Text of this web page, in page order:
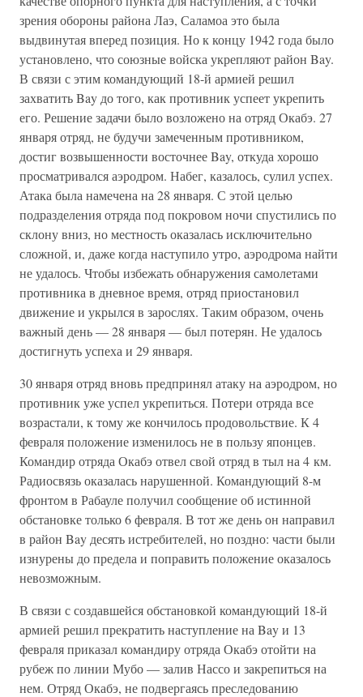
зрения обороны района Лаэ, Саламоа это была
выдвинутая вперед позиция. Но к концу 1942 года было
установлено, что союзные войска укрепляют район Bay.
В связи с этим командующий 18-й армией решил
захватить Bay до того, как противник успеет укрепить
его. Решение задачи было возложено на отряд Окабэ. 27
января отряд, не будучи замеченным противником,
достиг возвышенности восточнее Bay, откуда хорошо
просматривался аэродром. Набег, казалось, сулил успех.
Атака была намечена на 28 января. С этой целью
подразделения отряда под покровом ночи спустились по
склону вниз, но местность оказалась исключительно
сложной, и, даже когда наступило утро, аэродрома найти
не удалось. Чтобы избежать обнаружения самолетами
противника в дневное время, отряд приостановил
движение и укрылся в зарослях. Таким образом, очень
важный день — 28 января — был потерян. Не удалось
достигнуть успеха и 29 января.
30 января отряд вновь предпринял атаку на аэродром, но
противник уже успел укрепиться. Потери отряда все
возрастали, к тому же кончилось продовольствие. К 4
февраля положение изменилось не в пользу японцев.
Командир отряда Окабэ отвел свой отряд в тыл на 4 км.
Радиосвязь оказалась нарушенной. Командующий 8-м
фронтом в Рабауле получил сообщение об истинной
обстановке только 6 февраля. В тот же день он направил
в район Bay десять истребителей, но поздно: части были
изнурены до предела и поправить положение оказалось
невозможным.
В связи с создавшейся обстановкой командующий 18-й
армией решил прекратить наступление на Bay и 13
февраля приказал командиру отряда Окабэ отойти на
рубеж по линии Мубо — залив Нассо и закрепиться на
нем. Отряд Окабэ, не подвергаясь преследованию